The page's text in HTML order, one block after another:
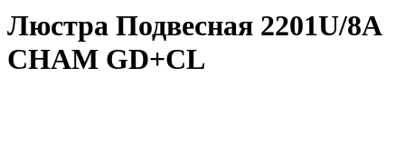
Люстра Подвесная 2201U/8A
CHAM GD+CL